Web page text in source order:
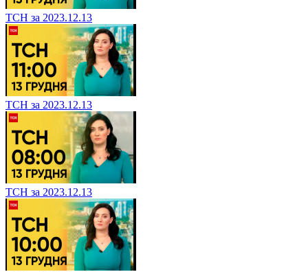
ТСН за 2023.12.13
ТСН за 2023.12.13
ТСН за 2023.12.13